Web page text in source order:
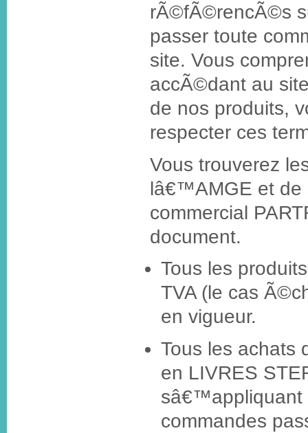
rÃ©fÃ©rencÃ©s
passer toute
site. Vous
accÃ©dant au
de nos produits,
respecter ces
Vous trouverez
lâ€™AMGE et de
commercial
document.
Tous les
TVA (le cas
en vigueur.
Tous les achats
en LIVRES
commandes